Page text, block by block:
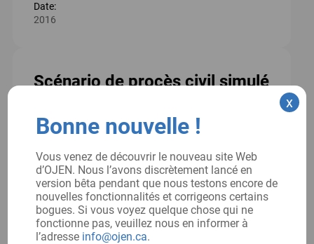
Date:
2016
Scénario de procès civil simulé
Bruce Opolsky, un étudiant en 12e année,
était le sujet d’un groupe Facebook intitulé
« Bruce est un tricheur » qui a été mis sur
pied par ses camarades d’école, Tahiya
Jaswal et Jordan Pasha. Suite aux
discussions sur le site Web du groupe,
Bonne nouvelle !
Vous venez de découvrir le nouveau site Web
d’OJEN. Nous l’avons discrètement lancé en
version bêta pendant que nous testons encore de
nouvelles fonctionnalités et corrigeons certains
bogues. Si vous voyez quelque chose qui ne
fonctionne pas, veuillez nous en informer à
l’adresse info@ojen.ca.
x